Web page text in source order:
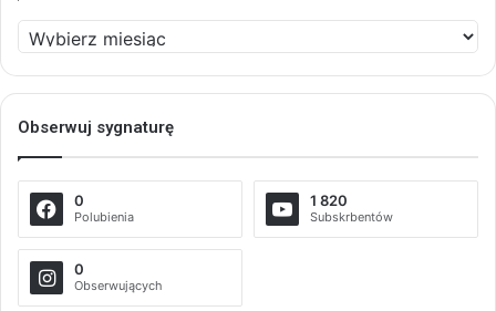
Archiwum
Obserwuj sygnaturę
0
Polubienia
1 820
Subskrbentów
0
Obserwujących